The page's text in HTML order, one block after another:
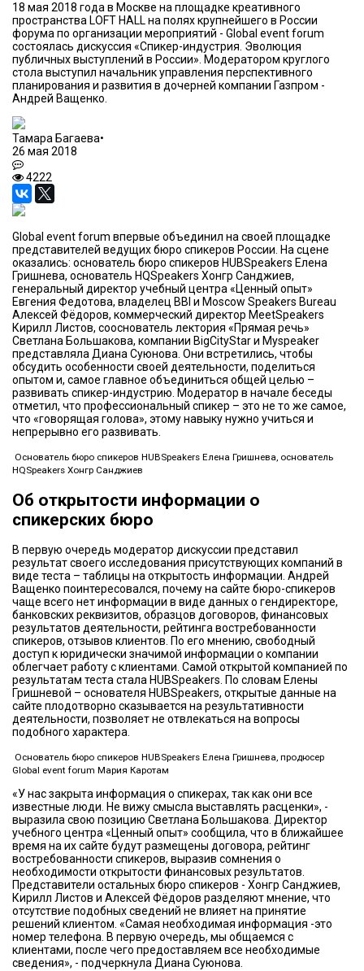
18 мая 2018 года в Москве на площадке креативного
пространства LOFT HALL на полях крупнейшего в России
форума по организации мероприятий - Global event forum
состоялась дискуссия «Спикер-индустрия. Эволюция
публичных выступлений в России». Модератором круглого
стола выступил начальник управления перспективного
планирования и развития в дочерней компании Газпром -
Андрей Ващенко.
Тамара Багаева•
26 мая 2018
4222
Global event forum впервые объединил на своей площадке
представителей ведущих бюро спикеров России. На сцене
оказались: основатель бюро спикеров HUBSpeakers Елена
Гришнева, основатель HQSpeakers Хонгр Санджиев,
генеральный директор учебный центра «Ценный опыт»
Евгения Федотова, владелец BBI и Moscow Speakers Bureau
Алексей Фёдоров, коммерческий директор MeetSpeakers
Кирилл Листов, сооснователь лектория «Прямая речь»
Светлана Большакова, компании BigCityStar и Myspeaker
представляла Диана Суюнова. Они встретились, чтобы
обсудить особенности своей деятельности, поделиться
опытом и, самое главное объединиться общей целью –
развивать спикер-индустрию. Модератор в начале беседы
отметил, что профессиональный спикер – это не то же самое,
что «говорящая голова», этому навыку нужно учиться и
непрерывно его развивать.
Основатель бюро спикеров HUBSpeakers Елена Гришнева, основатель
HQSpeakers Хонгр Санджиев
Об открытости информации о
спикерских бюро
В первую очередь модератор дискуссии представил
результат своего исследования присутствующих компаний в
виде теста – таблицы на открытость информации. Андрей
Ващенко поинтересовался, почему на сайте бюро-спикеров
чаще всего нет информации в виде данных о гендиректоре,
банковских реквизитов, образцов договоров, финансовых
результатов деятельности, рейтинга востребованности
спикеров, отзывов клиентов. По его мнению, свободный
доступ к юридически значимой информации о компании
облегчает работу с клиентами. Самой открытой компанией по
результатам теста стала HUBSpeakers. По словам Елены
Гришневой – основателя HUBSpeakers, открытые данные на
сайте плодотворно сказывается на результативности
деятельности, позволяет не отвлекаться на вопросы
подобного характера.
Основатель бюро спикеров HUBSpeakers Елена Гришнева, продюсер
Global event forum Мария Каротам
«У нас закрыта информация о спикерах, так как они все
известные люди. Не вижу смысла выставлять расценки», -
выразила свою позицию Светлана Большакова. Директор
учебного центра «Ценный опыт» сообщила, что в ближайшее
время на их сайте будут размещены договора, рейтинг
востребованности спикеров, выразив сомнения о
необходимости открытости финансовых результатов.
Представители остальных бюро спикеров - Хонгр Санджиев,
Кирилл Листов и Алексей Фёдоров разделяют мнение, что
отсутствие подобных сведений не влияет на принятие
решений клиентом. «Самая необходимая информация -это
номер телефона. В первую очередь, мы общаемся с
клиентами, после чего предоставляем все необходимые
сведения», - подчеркнула Диана Суюнова.